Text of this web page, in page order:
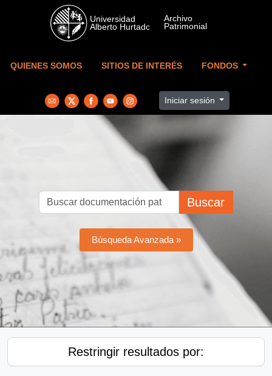
Skip to main content
QUIENES SOMOS SITIOS DE INTERÉS FONDOS
Iniciar sesión
Buscar
Búsqueda Avanzada »
Restringir resultados por: